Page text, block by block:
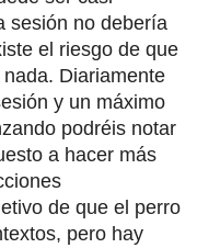
sesión no debería
el riesgo de que
Diariamente
y un máximo
podréis notar
a hacer más
de que el perro
pero hay